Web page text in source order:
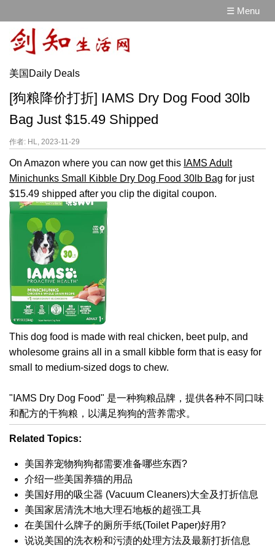
☰ Menu
美国Daily Deals
[狗粮降价打折] IAMS Dry Dog Food 30lb
Bag Just $15.49 Shipped
作者: HL, 2023-11-29
On Amazon where you can now get this IAMS Adult
Minichunks Small Kibble Dry Dog Food 30lb Bag for just
$15.49 shipped after you clip the digital coupon.
This dog food is made with real chicken, beet pulp, and
wholesome grains all in a small kibble form that is easy for
small to medium-sized dogs to chew.
"IAMS Dry Dog Food" 是一种狗粮品牌，提供各种不同口味
和配方的干狗粮，以满足狗狗的营养需求。
Related Topics:
美国养宠物狗狗都需要准备哪些东西?
介绍一些美国养猫的用品
美国好用的吸尘器 (Vacuum Cleaners)大全及打折信息
美国家居清洗木地大理石地板的超强工具
在美国什么牌子的厕所手纸(Toilet Paper)好用?
说说美国的洗衣粉和污渍的处理方法及最新打折信息